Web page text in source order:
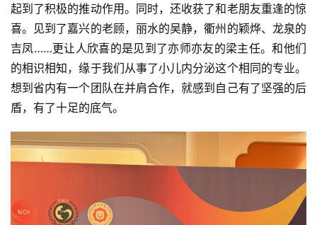
起到了积极的推动作用。同时，还收获了和老朋友重逢的惊
喜。见到了嘉兴的老顾，丽水的吴静，衢州的颖烨、龙泉的
吉凤……更让人欣喜的是见到了亦师亦友的梁主任。和他们
的相识相知，缘于我们从事了小儿内分泌这个相同的专业。
想到省内有一个团队在并肩合作，就感到自己有了坚强的后
盾，有了十足的底气。